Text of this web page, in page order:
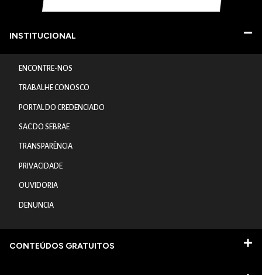
INSTITUCIONAL
ENCONTRE-NOS
TRABALHE CONOSCO
PORTAL DO CREDENCIADO
SAC DO SEBRAE
TRANSPARÊNCIA
PRIVACIDADE
OUVIDORIA
DENUNCIA
CONTEÚDOS GRATUITOS